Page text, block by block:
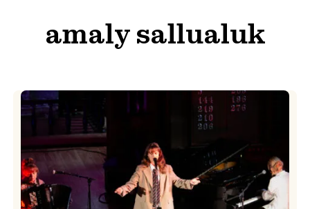
amaly sallualuk